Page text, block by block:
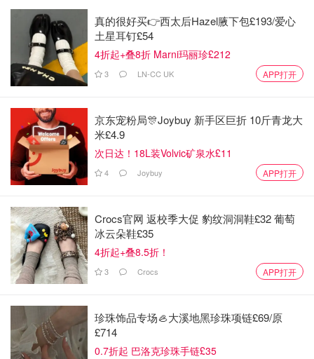
床给分成两个单人床了 图片忘照了😅😅😅
看海啦 看海啦 看海啦😍😍😍 小风吹着很惬意呀🥳🥳🥳 我
说我看了两个小时的海你们信嘛……🤪🤪🤪
真的很好买👉西太后Hazel腋下包£193/爱心
土星耳钉£54
4折起+叠8折 Marni玛丽珍£212
3 LN-CC UK APP打开
京东宠粉局🎊Joybuy 新手区巨折 10斤青龙大
米£4.9
次日达！18L装Volvic矿泉水£11
4 Joybuy APP打开
Crocs官网 返校季大促 豹纹洞洞鞋£32 葡萄
冰云朵鞋£35
4折起+叠8.5折！
3 Crocs APP打开
珍珠饰品专场🦪大溪地黑珍珠项链£69/原
£714
0.7折起 巴洛克珍珠手链£35